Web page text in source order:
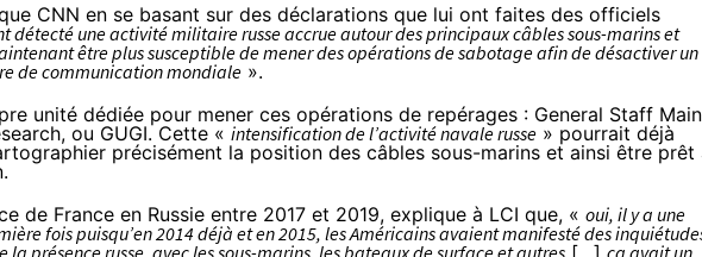
CNN en se basant sur des déclarations que lui ont faites des officiels
détecté une activité militaire russe accrue autour des principaux câbles sous-marins et
être plus susceptible de mener des opérations de sabotage afin de désactiver un
de communication mondiale ».
unité dédiée pour mener ces opérations de repérages : General Staff Main
ou GUGI. Cette « intensification de l’activité navale russe » pourrait déjà
précisément la position des câbles sous-marins et ainsi être prêt
de France en Russie entre 2017 et 2019, explique à LCI que, « oui, il y a une
fois puisqu’en 2014 déjà et en 2015, les Américains avaient manifesté des
la présence russe, avec les sous-marins, les bateaux de surface et autres […] ça avait un